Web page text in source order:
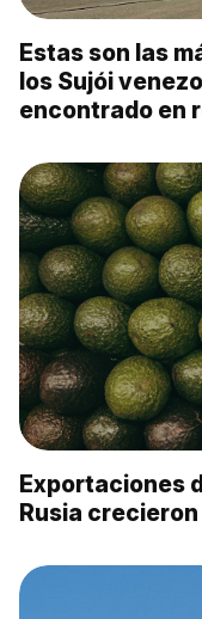
Estas son las
los Sujói
encontrado en
Exportaciones
Rusia